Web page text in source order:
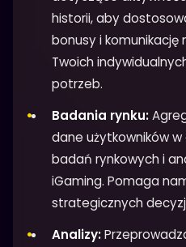
historii, aby
bonusy i
Twoich
potrzeb.
Badania rynku:
dane użytkowników
badań rynkowych i
iGaming. Pomaga
strategicznych
Analizy: